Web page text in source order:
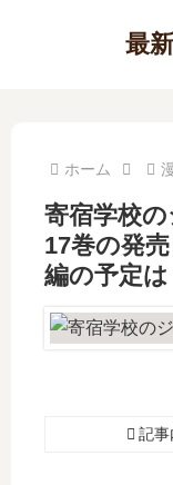
最
ホーム
寄宿学校の
17巻の発
編の予定は
記事